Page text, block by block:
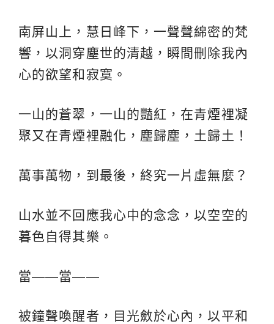
南屏山上，慧日峰下，一聲聲綿密的梵
響，以洞穿塵世的清越，瞬間刪除我內
心的欲望和寂寞。
一山的蒼翠，一山的豔紅，在青煙裡凝
聚又在青煙裡融化，塵歸塵，土歸土！
萬事萬物，到最後，終究一片虛無麼？
山水並不回應我心中的念念，以空空的
暮色自得其樂。
當——當——
被鐘聲喚醒者，目光斂於心內，以平和